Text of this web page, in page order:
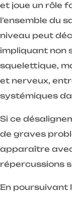
et joue un rôle
l’ensemble du
niveau peut
impliquant non
squelettique,
et nerveux,
systémiques
Si ce
de graves
apparaître
répercussions
En poursuivant